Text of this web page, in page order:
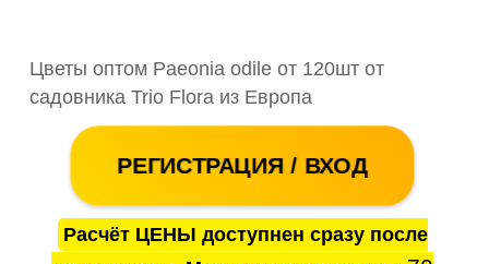
Цветы оптом Paeonia odile от 120шт от
садовника Trio Flora из Европа
РЕГИСТРАЦИЯ / ВХОД
Расчёт ЦЕНЫ доступнен сразу после